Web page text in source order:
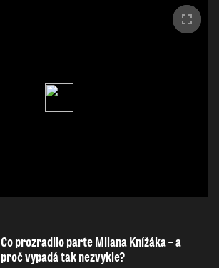
Co prozradilo parte Milana Knížáka – a
proč vypadá tak nezvykle?